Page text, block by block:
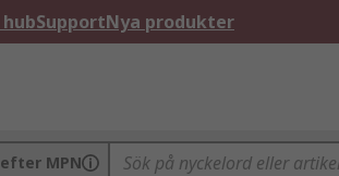
SupportNya produkter
MPN